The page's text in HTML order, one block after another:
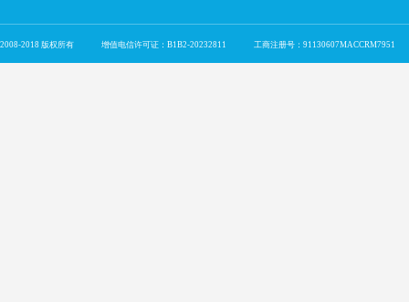
2008-2018 版权所有 增值电信许可证：B1B2-20232811 工商注册号：91130607MACCRM7951